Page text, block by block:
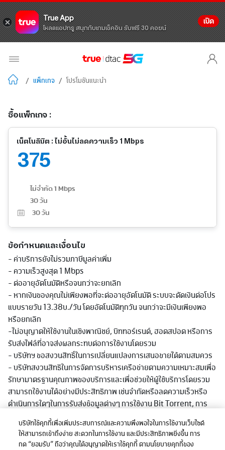
True App
โหลดแอปทรู สนุกกับเกมเช็คอิน รับฟรี 30 คอยน์
เปิด
/ แพ็กเกจ / โปรโมชันแนะนำ
ซื้อแพ็กเกจ :
เน็ตโนลิมิต : ไม่อั้นไม่ลดความเร็ว 1 Mbps
375
ไม่จำกัด 1 Mbps
30 วัน
30 วัน
ข้อกำหนดและเงื่อนไข
- ค่าบริการยังไม่รวมภาษีมูลค่าเพิ่ม
- ความเร็วสูงสุด 1 Mbps
- ต่ออายุอัตโนมัติหรือจนกว่าจะยกเลิก
- หากเงินของคุณไม่เพียงพอที่จะต่ออายุอัตโนมัติ ระบบจะตัดเงินต่อโปร
แบบรายวัน 13.38บ./วัน โดยอัตโนมัติทุกวัน จนกว่าจะมีเงินเพียงพอ
หรือยกเลิก
-ไม่อนุญาตให้ใช้งานในเชิงพาณิชย์, บิททอร์เรนต์, ฮอตสปอต หรือการ
รับส่งไฟล์ที่อาจส่งผลกระทบต่อการใช้งานโดยรวม
- บริษัทฯ ขอสงวนสิทธิ์ในการเปลี่ยนแปลงการเสนอขายได้ตามสมควร
- บริษัทสงวนสิทธิในการจัดการบริหารเครือข่ายตามความเหมาะสมเพื่อ
รักษามาตรฐานคุณภาพของบริการและเพื่อช่วยให้ผู้ใช้บริการโดยรวม
สามารถใช้งานได้อย่างมีประสิทธิภาพ เช่นจำกัดหรือลดความเร็วหรือ
ดำเนินการใดๆในการรับส่งข้อมูลต่างๆ การใช้งาน Bit Torrent, การ
ดาวน์โหลด และ/หรืออัพโหลดไฟล์ขนาดใหญ่, หรือการใช้งานใดที่มีการ
รับส่งข้อมูลในปริมาณมากอย่างต่อเนื่องหรือที่มีผลต่อการใช้บริการ
หรือเกิดความไม่เป็นธรรมก่อหรืออาจะก่อให้เกิดความเสียหายต่อผู้ใช้
บริษัทใช้คุกกี้เพื่อเพิ่มประสบการณ์และความพึงพอใจในการใช้งานเว็บไซต์
ให้สามารถเข้าถึงง่าย สะดวกในการใช้งาน และมีประสิทธิภาพยิ่งขึ้น การ
กด “ยอมรับ” ถือว่าคุณได้อนุญาตให้เราใช้คุกกี้ ตามนโยบายคุกกี้ของ